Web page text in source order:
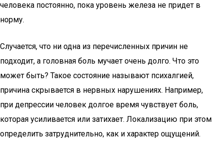
человека постоянно, пока уровень железа не придет в
норму.
Случается, что ни одна из перечисленных причин не
подходит, а головная боль мучает очень долго. Что это
может быть? Такое состояние называют психалгией,
причина скрывается в нервных нарушениях. Например,
при депрессии человек долгое время чувствует боль,
которая усиливается или затихает. Локализацию при этом
определить затруднительно, как и характер ощущений.